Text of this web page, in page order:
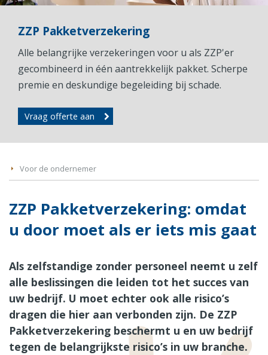
ZZP Pakketverzekering
Alle belangrijke verzekeringen voor u als ZZP'er
gecombineerd in één aantrekkelijk pakket. Scherpe
premie en deskundige begeleiding bij schade.
Vraag offerte aan
Voor de ondernemer
ZZP Pakketverzekering: omdat
u door moet als er iets mis gaat
Als zelfstandige zonder personeel neemt u zelf
alle beslissingen die leiden tot het succes van
uw bedrijf. U moet echter ook alle risico’s
dragen die hier aan verbonden zijn. De ZZP
Pakketverzekering beschermt u en uw bedrijf
tegen de belangrijkste risico’s in uw branche.